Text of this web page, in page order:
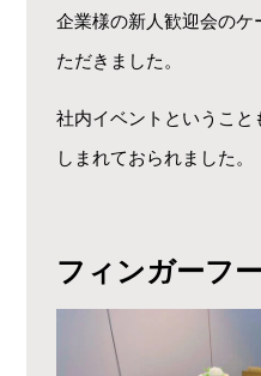
企業様の新人歓迎会の
ただきました。
社内イベントというこ
しまれておられました。
フィンガーフ